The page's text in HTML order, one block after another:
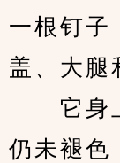
一根钉子
盖、大腿
它身上
仍未褪色